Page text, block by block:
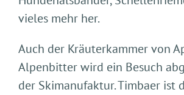
vieles mehr her.
Auch der Kräuterkammer von
Alpenbitter wird ein Besuch
der Skimanufaktur. Timbaer ist